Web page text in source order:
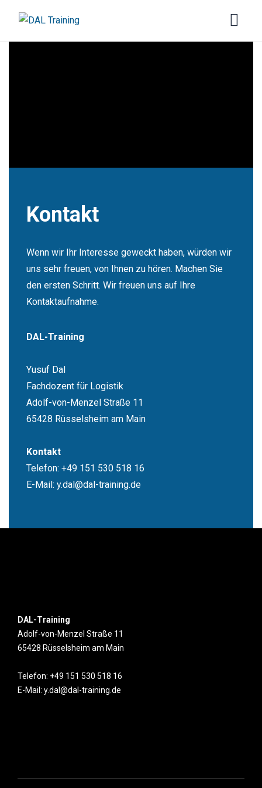
Kontakt
Wenn wir Ihr Interesse geweckt haben, würden wir
uns sehr freuen, von Ihnen zu hören. Machen Sie
den ersten Schritt. Wir freuen uns auf Ihre
Kontaktaufnahme.
DAL-Training
Yusuf Dal
Fachdozent für Logistik
Adolf-von-Menzel Straße 11
65428 Rüsselsheim am Main
Kontakt
Telefon: +49 151 530 518 16
E-Mail: y.dal@dal-training.de
DAL-Training
Adolf-von-Menzel Straße 11
65428 Rüsselsheim am Main
Telefon: +49 151 530 518 16
E-Mail: y.dal@dal-training.de